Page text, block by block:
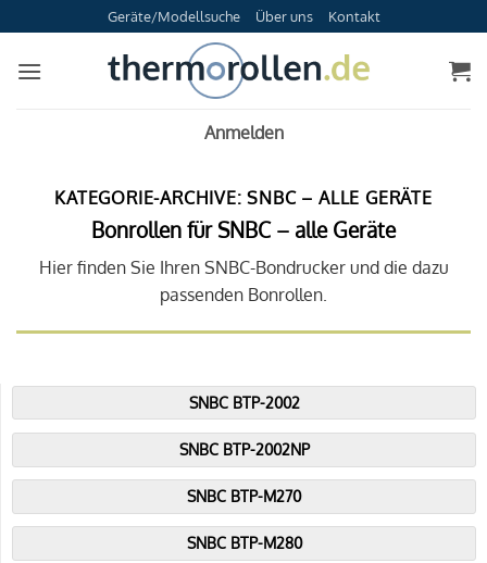
Inhalt
springen
Geräte/Modellsuche Über uns Kontakt
Anmelden
KATEGORIE-ARCHIVE:SNBC – ALLE GERÄTE
Bonrollen für SNBC – alle Geräte
Hier finden Sie Ihren SNBC-Bondrucker und die dazu
passenden Bonrollen.
SNBC BTP-2002
SNBC BTP-2002NP
SNBC BTP-M270
SNBC BTP-M280